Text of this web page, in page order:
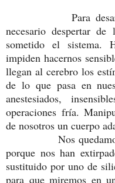
Para
necesario despertar
sometido el sistema.
impiden hacernos
llegan al cerebro los
de lo que pasa en
anestesiados,
operaciones fría.
de nosotros un cuerpo
Nos quedamos
porque nos han
sustituido por uno de
para que miremos en